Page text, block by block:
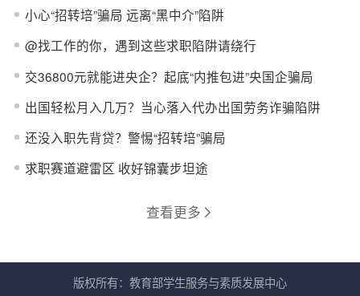
小心“招转培”骗局 远离“黑中介”陷阱
@找工作的你，遇到这些求职陷阱请绕行
交36800元就能进央企？起底“内推包进”央国企骗局
出国轻松月入几万？当心落入代办出国劳务诈骗陷阱
还没入职先背贷？警惕“招转培”骗局
求职赛道避雷区 收好锦囊步坦途
查看更多
版权所有： 教育部学生服务与素质发展中心